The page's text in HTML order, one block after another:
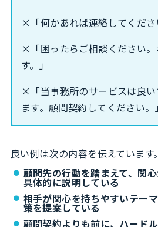
×「何かあれば連絡してくださ
×「困ったらご相談ください。
す。」
×「当事務所のサービスは良い
ます。顧問契約してください。」
良い例は次の内容を伝えています。
顧問先の行動を踏まえて、関
具体的に説明している
相手が関心を持ちやすいテー
策を提案している
顧問契約よりも前に、ハード